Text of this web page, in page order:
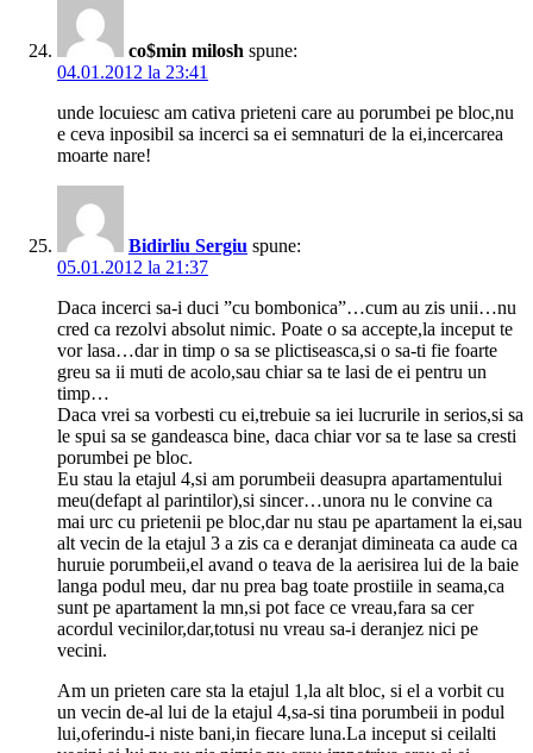
co$min milosh spune:
04.01.2012 la 23:41
unde locuiesc am cativa prieteni care au porumbei pe bloc,nu
e ceva inposibil sa incerci sa ei semnaturi de la ei,incercarea
moarte nare!
Bidirliu Sergiu spune:
05.01.2012 la 21:37
Daca incerci sa-i duci ”cu bombonica”…cum au zis unii…nu
cred ca rezolvi absolut nimic. Poate o sa accepte,la inceput te
vor lasa…dar in timp o sa se plictiseasca,si o sa-ti fie foarte
greu sa ii muti de acolo,sau chiar sa te lasi de ei pentru un
timp…
Daca vrei sa vorbesti cu ei,trebuie sa iei lucrurile in serios,si sa
le spui sa se gandeasca bine, daca chiar vor sa te lase sa cresti
porumbei pe bloc.
Eu stau la etajul 4,si am porumbeii deasupra apartamentului
meu(defapt al parintilor),si sincer…unora nu le convine ca
mai urc cu prietenii pe bloc,dar nu stau pe apartament la ei,sau
alt vecin de la etajul 3 a zis ca e deranjat dimineata ca aude ca
huruie porumbeii,el avand o teava de la aerisirea lui de la baie
langa podul meu, dar nu prea bag toate prostiile in seama,ca
sunt pe apartament la mn,si pot face ce vreau,fara sa cer
acordul vecinilor,dar,totusi nu vreau sa-i deranjez nici pe
vecini.
Am un prieten care sta la etajul 1,la alt bloc, si el a vorbit cu
un vecin de-al lui de la etajul 4,sa-si tina porumbeii in podul
lui,oferindu-i niste bani,in fiecare luna.La inceput si ceilalti